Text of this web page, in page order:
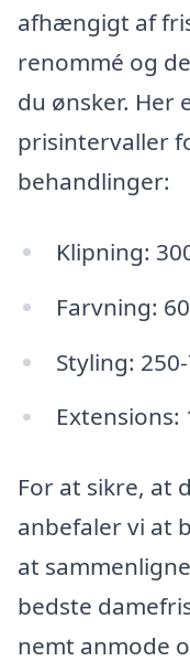
afhængigt af
renommé og
du ønsker. Her
prisintervaller
behandlinger:
Klipning:
Farvning:
Styling:
Extensions:
For at sikre, at
anbefaler vi at
at
bedste
nemt anmode